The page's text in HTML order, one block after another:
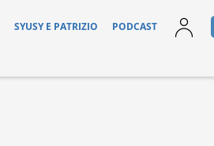
SYUSY E PATRIZIO PODCAST